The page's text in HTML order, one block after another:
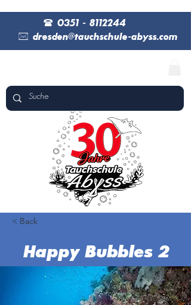
( 0351 - 8112244
* dresden@tauchschule-abyss.com
< Back
Happy Bubbles 2